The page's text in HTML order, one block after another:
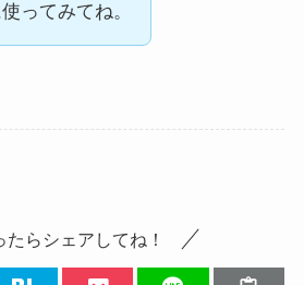
ってみてね。
たらシェアしてね！